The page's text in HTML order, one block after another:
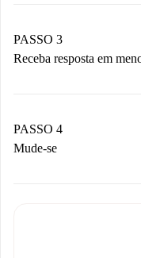
Não cobramos
PASSO 3
Receba resposta em
proprietário.
Se recusada: não
Débito
PASSO 4
Mude-se
não comunicar